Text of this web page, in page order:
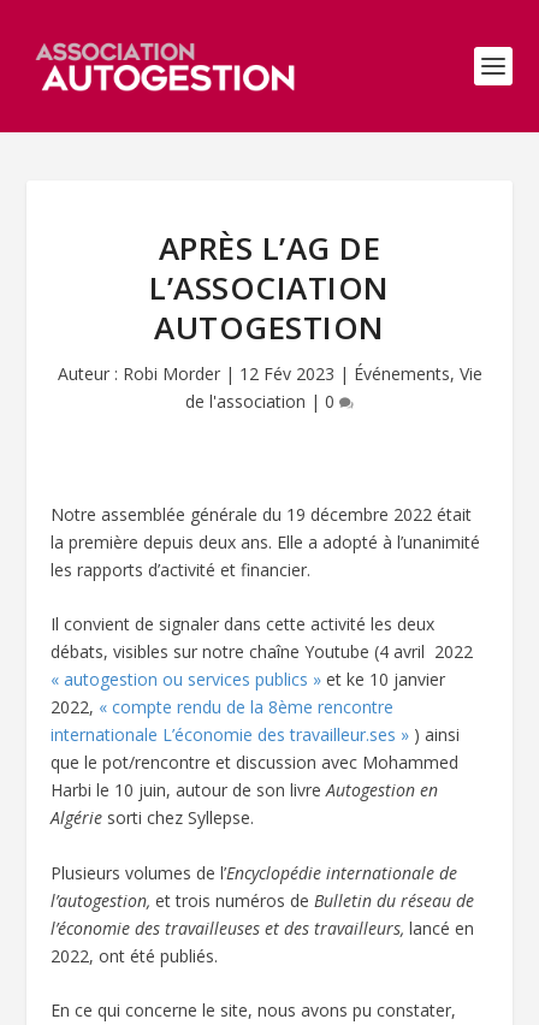
APRÈS L’AG DE
L’ASSOCIATION
AUTOGESTION
Auteur : Robi Morder| 12 Fév 2023 | Événements, Vie
de l'association | 0
Notre assemblée générale du 19 décembre 2022 était
la première depuis deux ans. Elle a adopté à l’unanimité
les rapports d’activité et financier.
Il convient de signaler dans cette activité les deux
débats, visibles sur notre chaîne Youtube (4 avril 2022
« autogestion ou services publics » et ke 10 janvier
2022, « compte rendu de la 8ème rencontre
internationale L’économie des travailleur.ses » ) ainsi
que le pot/rencontre et discussion avec Mohammed
Harbi le 10 juin, autour de son livreAutogestion en
Algérie sorti chez Syllepse.
Plusieurs volumes de l’Encyclopédie internationale de
l’autogestion,et trois numéros de Bulletin du réseau de
l’économie des travailleuses et des travailleurs, lancé en
2022, ont été publiés.
En ce qui concerne le site, nous avons pu constater,